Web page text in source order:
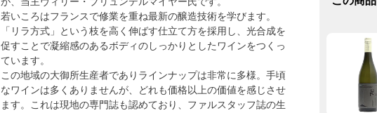
若いころはフランスで修業を重ね最新の醸造技術を学びます。
「リラ方式」という枝を高く伸ばす仕立て方を採用し、光合成を
促すことで凝縮感のあるボディのしっかりとしたワインをつくっ
ています。
この地域の大御所生産者でありラインナップは非常に多様。手頃
なワインは多くありませんが、どれも価格以上の価値を感じさせ
ます。これは現地の専門誌も認めており、ファルスタッフ誌の生